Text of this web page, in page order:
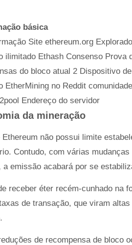
básica
Site ethereum.org
ilimitado Ethash Consenso Prova
do bloco atual 2 Dispositivo
EtherMining no Reddit
Endereço do servidor
da mineração
Ethereum não possui limite
Contudo, com várias
a emissão acabará por se
receber éter recém-cunhado na
de transação, que viram
de recompensa de bloco